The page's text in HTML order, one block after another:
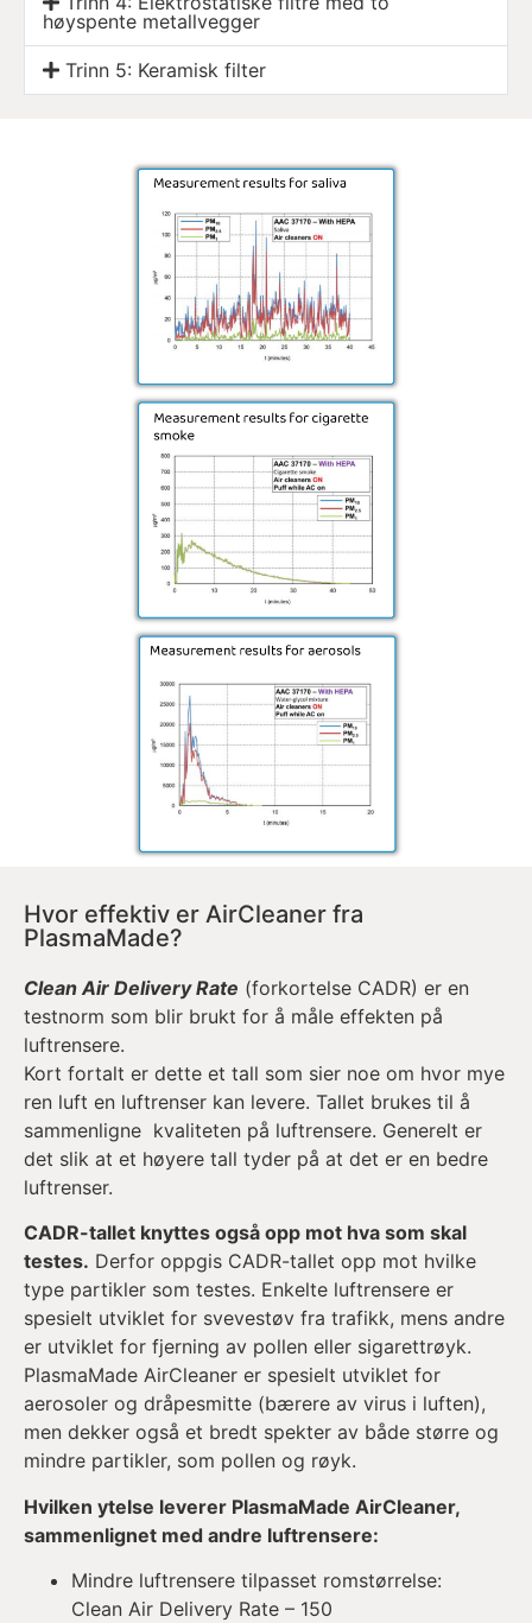
høyspente metallvegger
Trinn 5: Keramisk filter
Hvor effektiv er AirCleaner fra
PlasmaMade?
Clean Air Delivery Rate (forkortelse CADR) er en
testnorm som blir brukt for å måle effekten på
luftrensere.
Kort fortalt er dette et tall som sier noe om hvor mye
ren luft en luftrenser kan levere. Tallet brukes til å
sammenligne kvaliteten på luftrensere. Generelt er
det slik at et høyere tall tyder på at det er en bedre
luftrenser.
CADR-tallet knyttes også opp mot hva som skal
testes. Derfor oppgis CADR-tallet opp mot hvilke
type partikler som testes. Enkelte luftrensere er
spesielt utviklet for svevestøv fra trafikk, mens andre
er utviklet for fjerning av pollen eller sigarettrøyk.
PlasmaMade AirCleaner er spesielt utviklet for
aerosoler og dråpesmitte (bærere av virus i luften),
men dekker også et bredt spekter av både større og
mindre partikler, som pollen og røyk.
Hvilken ytelse leverer PlasmaMade AirCleaner,
sammenlignet med andre luftrensere:
Mindre luftrensere tilpasset romstørrelse:
Clean Air Delivery Rate – 150